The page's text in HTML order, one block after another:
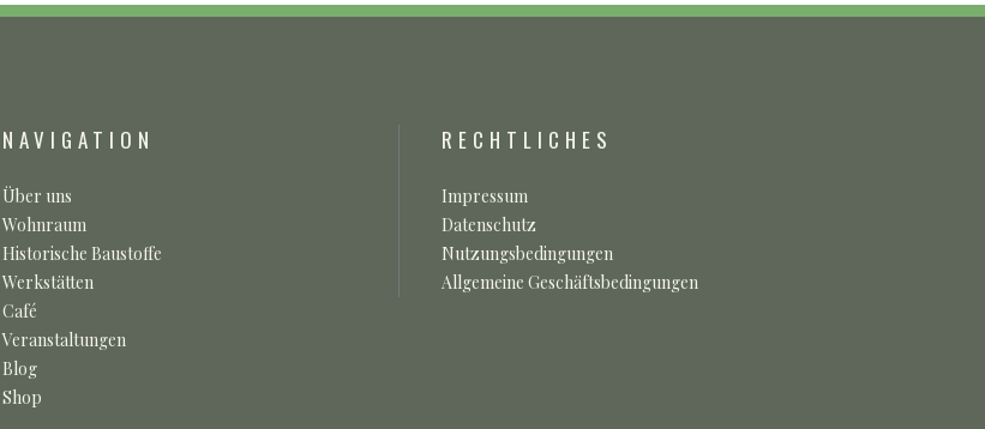
NAVIGATION
Über uns
Wohnraum
Historische Baustoffe
Werkstätten
Café
Veranstaltungen
Blog
Shop
RECHTLICHES
Impressum
Datenschutz
Nutzungsbedingungen
Allgemeine Geschäftsbedingungen